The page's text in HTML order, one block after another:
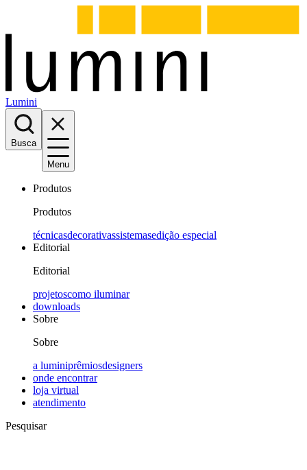
Lumini
Busca
Menu
Produtos
Produtos
técnicasdecorativassistemasedição especial
Editorial
Editorial
projetoscomo iluminar
downloads
Sobre
Sobre
a luminiprêmiosdesigners
onde encontrar
loja virtual
atendimento
Pesquisar